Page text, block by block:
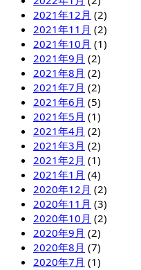
2021年12月 (2)
2021年11月 (2)
2021年10月 (1)
2021年9月 (2)
2021年8月 (2)
2021年7月 (2)
2021年6月 (5)
2021年5月 (1)
2021年4月 (2)
2021年3月 (2)
2021年2月 (1)
2021年1月 (4)
2020年12月 (2)
2020年11月 (3)
2020年10月 (2)
2020年9月 (2)
2020年8月 (7)
2020年7月 (1)